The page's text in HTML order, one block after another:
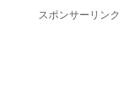
スポンサーリンク